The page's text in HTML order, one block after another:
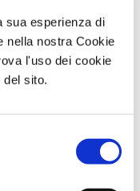
sua esperienza di
nella nostra Cookie
l'uso dei cookie
del sito.
sarà presente a
Internazionale del